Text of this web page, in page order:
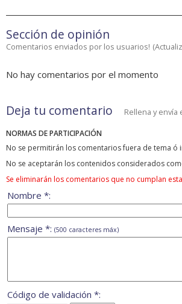
Sección de opinión
Comentarios enviados por los usuarios! (
No hay comentarios por el momento
Deja tu comentario Rellena y envía
NORMAS DE PARTICIPACIÓN
No se permitirán los comentarios fuera de tema ó
No se aceptarán los contenidos considerados
Se eliminarán los comentarios que no cumplan
Nombre *:
Mensaje *: (500 caracteres máx)
Código de validación *: